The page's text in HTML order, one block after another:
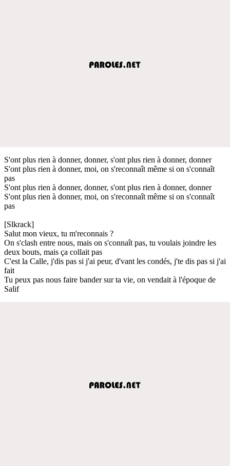
S'ont plus rien à donner, donner, s'ont plus rien à donner, donner
S'ont plus rien à donner, moi, on s'reconnaît même si on s'connaît
pas
S'ont plus rien à donner, donner, s'ont plus rien à donner, donner
S'ont plus rien à donner, moi, on s'reconnaît même si on s'connaît
pas
[Slkrack]
Salut mon vieux, tu m'reconnais ?
On s'clash entre nous, mais on s'connaît pas, tu voulais joindre les
deux bouts, mais ça collait pas
C'est la Calle, j'dis pas si j'ai peur, d'vant les condés, j'te dis pas si j'ai
fait
Tu peux pas nous faire bander sur ta vie, on vendait à l'époque de
Salif